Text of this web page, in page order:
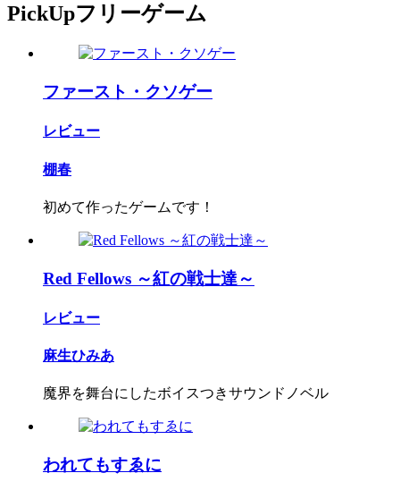
PickUpフリーゲーム
ファースト・クソゲー
レビュー
棚春
初めて作ったゲームです！
Red Fellows ～紅の戦士達～
レビュー
麻生ひみあ
魔界を舞台にしたボイスつきサウンドノベル
われてもすゑに